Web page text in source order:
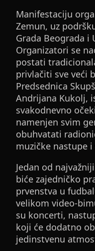
Manifestaciju
Zemun, uz
Grada Beograda i
Organizatori se
postati
privlačiti sve veći
Predsednica
Andrijana Kukolj,
svakodnevno
namenjen svim
obuhvatati
muzičke nastupe i
Jedan od
biće zajedničko
prvenstva u
velikom video-
su koncerti,
koji će dodatno
jedinstvenu